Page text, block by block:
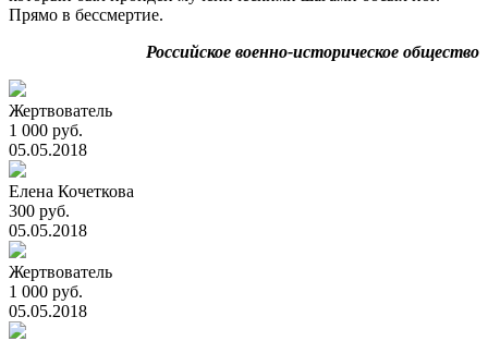
Прямо в бессмертие.
Российское военно-историческое общество
Жертвователь
1 000 руб.
05.05.2018
Елена Кочеткова
300 руб.
05.05.2018
Жертвователь
1 000 руб.
05.05.2018